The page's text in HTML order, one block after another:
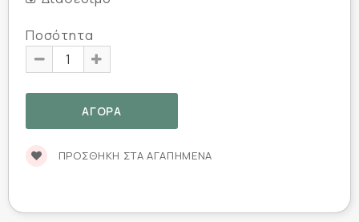
Ποσότητα
ΠΡΟΣΘΉΚΗ ΣΤΑ ΑΓΑΠΗΜΈΝΑ